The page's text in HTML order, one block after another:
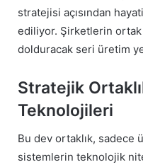
stratejisi açısından
ediliyor. Şirketlerin
dolduracak seri üretim
Stratejik
Teknolojileri
Bu dev ortaklık,
sistemlerin teknolojik